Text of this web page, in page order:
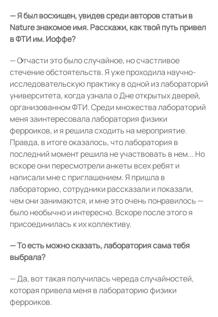
— Я был восхищен, увидев среди авторов статьи в
Nature знакомое имя. Расскажи, как твой путь привел
в ФТИ им. Иоффе?
— Отчасти это было случайное, но счастливое
стечение обстоятельств. Я уже проходила научно-
исследовательскую практику в одной из лабораторий
университета, когда узнала о Дне открытых дверей,
организованном ФТИ. Среди множества лабораторий
меня заинтересовала лаборатория физики
ферроиков, и я решила сходить на мероприятие.
Правда, в итоге оказалось, что лаборатория в
последний момент решила не участвовать в нем... Но
вскоре они пересмотрели анкеты всех ребят и
написали мне с приглашением. Я пришла в
лабораторию, сотрудники рассказали и показали,
чем они занимаются, и мне это очень понравилось —
было необычно и интересно. Вскоре после этого я
присоединилась к их коллективу.
— То есть можно сказать, лаборатория сама тебя
выбрала?
— Да, вот такая получилась череда случайностей,
которая привела меня в лабораторию физики
ферроиков.